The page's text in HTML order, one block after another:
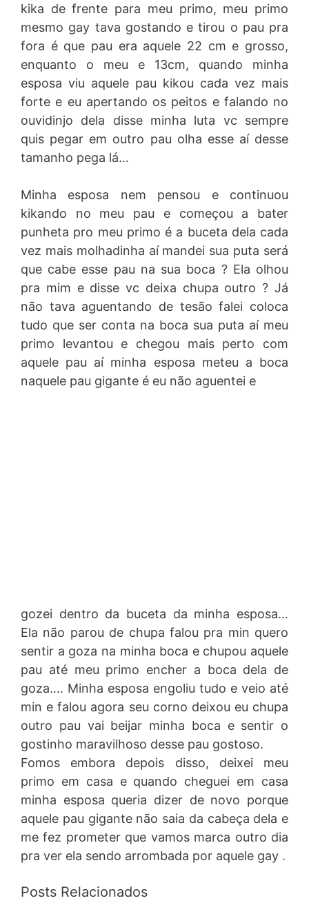
kika de frente para meu primo, meu primo
mesmo gay tava gostando e tirou o pau pra
fora é que pau era aquele 22 cm e grosso,
enquanto o meu e 13cm, quando minha
esposa viu aquele pau kikou cada vez mais
forte e eu apertando os peitos e falando no
ouvidinjo dela disse minha luta vc sempre
quis pegar em outro pau olha esse aí desse
tamanho pega lá…
Minha esposa nem pensou e continuou
kikando no meu pau e começou a bater
punheta pro meu primo é a buceta dela cada
vez mais molhadinha aí mandei sua puta será
que cabe esse pau na sua boca ? Ela olhou
pra mim e disse vc deixa chupa outro ? Já
não tava aguentando de tesão falei coloca
tudo que ser conta na boca sua puta aí meu
primo levantou e chegou mais perto com
aquele pau aí minha esposa meteu a boca
naquele pau gigante é eu não aguentei e
gozei dentro da buceta da minha esposa…
Ela não parou de chupa falou pra min quero
sentir a goza na minha boca e chupou aquele
pau até meu primo encher a boca dela de
goza…. Minha esposa engoliu tudo e veio até
min e falou agora seu corno deixou eu chupa
outro pau vai beijar minha boca e sentir o
gostinho maravilhoso desse pau gostoso.
Fomos embora depois disso, deixei meu
primo em casa e quando cheguei em casa
minha esposa queria dizer de novo porque
aquele pau gigante não saia da cabeça dela e
me fez prometer que vamos marca outro dia
pra ver ela sendo arrombada por aquele gay .
Posts Relacionados